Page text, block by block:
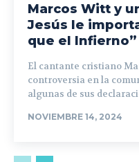
Marcos Witt y
Jesús le
que el Infierno”
El cantante cristiano
controversia en la
algunas de sus
NOVIEMBRE 14, 2024